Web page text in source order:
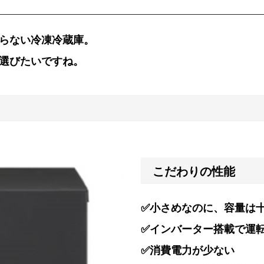
ない冷凍冷蔵庫。
びたいですね。
こだわりの性能
✅小さめなのに、容量は
✅インバーター搭載で運
✅消費電力が少ない